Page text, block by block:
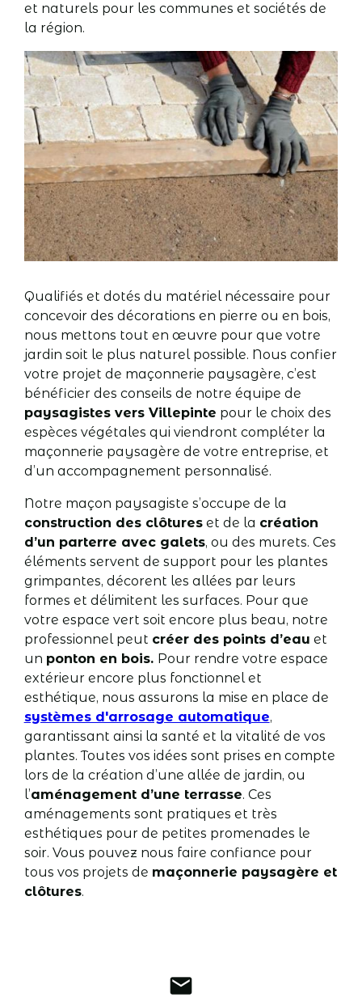
et naturels pour les communes et sociétés de
la région.
Qualifiés et dotés du matériel nécessaire pour
concevoir des décorations en pierre ou en bois,
nous mettons tout en œuvre pour que votre
jardin soit le plus naturel possible. Nous confier
votre projet de maçonnerie paysagère, c’est
bénéficier des conseils de notre équipe de
paysagistes vers Villepinte pour le choix des
espèces végétales qui viendront compléter la
maçonnerie paysagère de votre entreprise, et
d’un accompagnement personnalisé.
Notre maçon paysagiste s’occupe de la
construction des clôtureset de la création
d’un parterre avec galets, ou des murets. Ces
éléments servent de support pour les plantes
grimpantes, décorent les allées par leurs
formes et délimitent les surfaces. Pour que
votre espace vert soit encore plus beau, notre
professionnel peut créer des points d’eau et
un ponton en bois. Pour rendre votre espace
extérieur encore plus fonctionnel et
esthétique, nous assurons la mise en place de
systèmes d'arrosage automatique,
garantissant ainsi la santé et la vitalité de vos
plantes. Toutes vos idées sont prises en compte
lors de la création d’une allée de jardin, ou
l’aménagement d’une terrasse. Ces
aménagements sont pratiques et très
esthétiques pour de petites promenades le
soir. Vous pouvez nous faire confiance pour
tous vos projets de maçonnerie paysagère et
clôtures.
mail